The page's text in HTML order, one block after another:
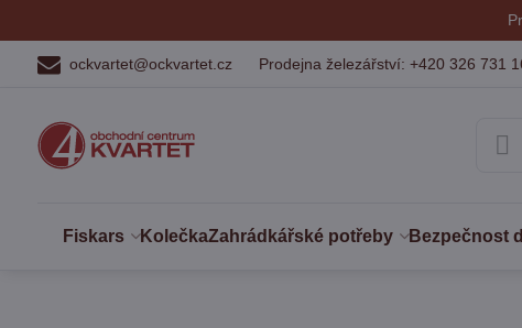
ockvartet@ockvartet.cz Prodejna železářství: +420 326 731
Fiskars KolečkaZahrádkářské potřeby Bezpečnost